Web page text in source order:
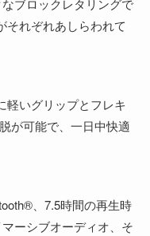
それぞれあしらわれて
軽いグリップとフレキ
が可能で、一日中快適
、7.5時間の再生時
ーシブオーディオ、そ